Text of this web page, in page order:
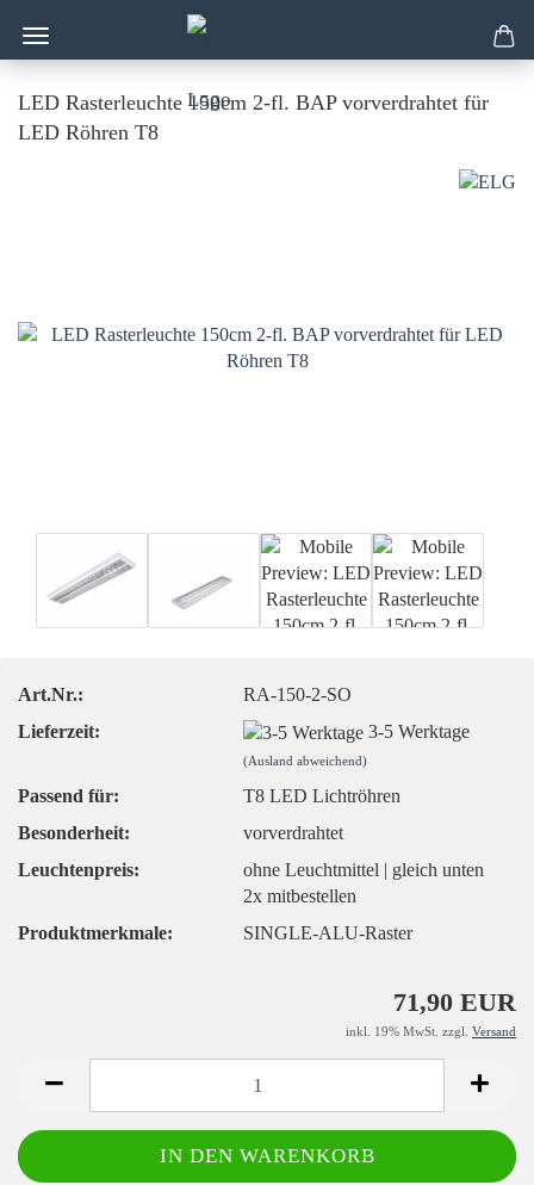
LED Rasterleuchte 150cm 2-fl. BAP vorverdrahtet für
LED Röhren T8
Art.Nr.:
RA-150-2-SO
Lieferzeit:
3-5 Werktage
(Ausland abweichend)
Passend für:
T8 LED Lichtröhren
Besonderheit:
vorverdrahtet
Leuchtenpreis:
ohne Leuchtmittel | gleich unten
2x mitbestellen
Produktmerkmale:
SINGLE-ALU-Raster
71,90 EUR
inkl. 19% MwSt. zzgl. Versand